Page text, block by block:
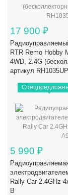
17 900 ₽
RTR Remo Hobby
4WD, 2.4G
артикул
5 990 ₽
Rally Car 2.4GHz
B